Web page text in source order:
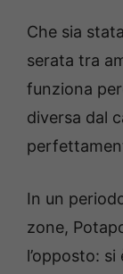
Che sia
serata tra
funziona
diversa dal
In un
zone,
l’opposto: